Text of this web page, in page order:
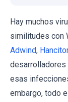
Hay muchos
similitudes con
Adwind, Hancitor
esas
embargo, todo